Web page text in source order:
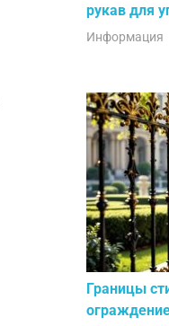
рукав для
Информация
Границы